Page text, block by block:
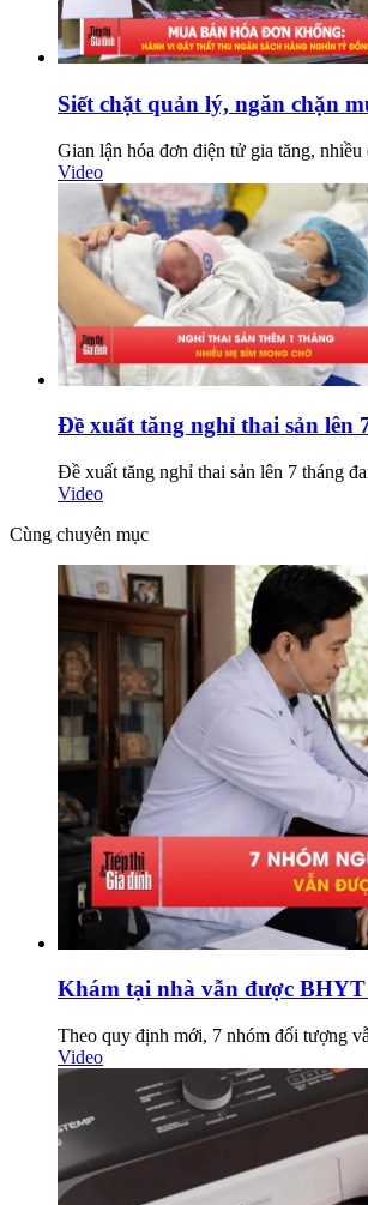
Siết chặt quản lý, ngăn chặn
Gian lận hóa đơn điện tử gia tăng,
Video
Đề xuất tăng nghỉ thai sản lên
Đề xuất tăng nghỉ thai sản lên 7 tháng
Video
Cùng chuyên mục
Khám tại nhà vẫn được
Theo quy định mới, 7 nhóm đối tượng
Video